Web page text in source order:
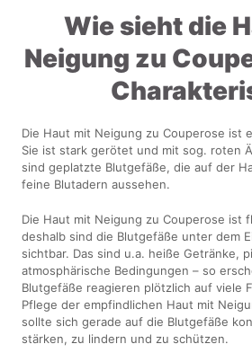
Wie sieht die
Neigung zu
Die Haut mit Neigung zu Couperose ist
Sie ist stark gerötet und mit sog. roten
sind geplatzte Blutgefäße, die auf der
feine Blutadern aussehen.
Die Haut mit Neigung zu Couperose ist
deshalb sind die Blutgefäße unter dem
sichtbar. Das sind u.a. heiße Getränke,
atmosphärische Bedingungen – so
Blutgefäße reagieren plötzlich auf viele
Pflege der empfindlichen Haut mit
sollte sich gerade auf die Blutgefäße
stärken, zu lindern und zu schützen.